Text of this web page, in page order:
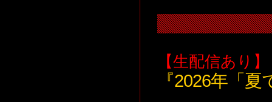
【生配信あり】
『2026年「